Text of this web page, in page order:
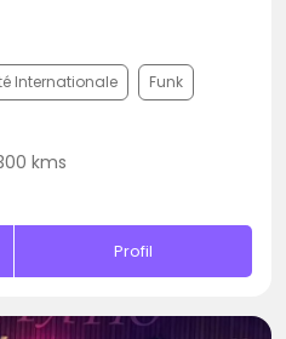
Internationale Funk
kms
Profil